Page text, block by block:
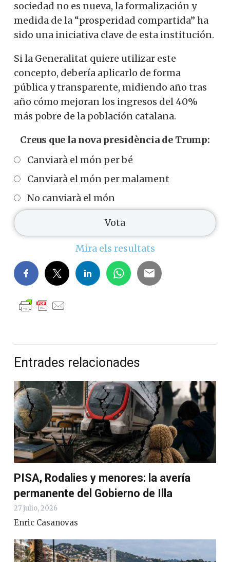
sociedad no es nueva, la formalización y
medida de la “prosperidad compartida” ha
sido una iniciativa clave de esta institución.
Si la Generalitat quiere utilizar este
concepto, debería aplicarlo de forma
pública y transparente, midiendo año tras
año cómo mejoran los ingresos del 40%
más pobre de la población catalana.
Creus que la nova presidència de Trump:
Canviarà el món per bé
Canviarà el món per malament
No canviarà el món
Mira els resultats
Entrades relacionades
PISA, Rodalies y menores: la avería
permanente del Gobierno de Illa
27 julio, 2026
Enric Casanovas